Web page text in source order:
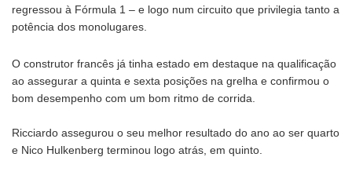
regressou à Fórmula 1 – e logo num circuito que privilegia tanto a
potência dos monolugares.
O construtor francês já tinha estado em destaque na qualificação
ao assegurar a quinta e sexta posições na grelha e confirmou o
bom desempenho com um bom ritmo de corrida.
Ricciardo assegurou o seu melhor resultado do ano ao ser quarto
e Nico Hulkenberg terminou logo atrás, em quinto.